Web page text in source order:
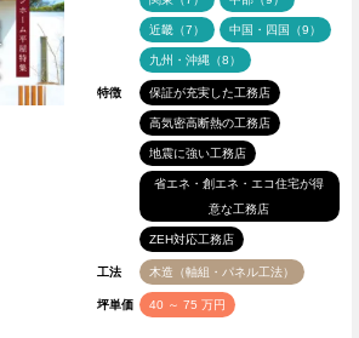
近畿（7） 中国・四国（9）
九州・沖縄（8）
特徴 保証が充実した工務店
高気密高断熱の工務店
地震に強い工務店
省エネ・創エネ・エコ住宅が得
意な工務店
ZEH対応工務店
工法 木造（軸組・パネル工法）
坪単価 40 ～ 75 万円